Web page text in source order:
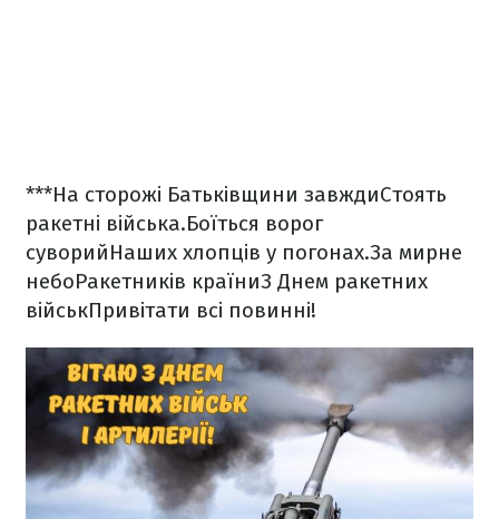
***На сторожі Батьківщини завждиСтоять
ракетні війська.Боїться ворог
суворийНаших хлопців у погонах.За мирне
небоРакетників країниЗ Днем ракетних
військПривітати всі повинні!